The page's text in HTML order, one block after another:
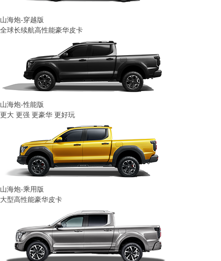
山海炮-穿越版
全球长续航高性能豪华皮卡
山海炮-性能版
更大 更强 更豪华 更好玩
山海炮-乘用版
大型高性能豪华皮卡